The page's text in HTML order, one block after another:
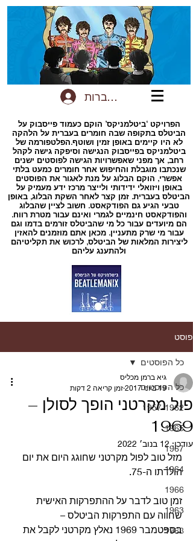
להתחברות
הפרויקט ‘ביטלמניקס’ הוקם כעמוד פייסבוק על
הביטלס בתקופה שבה חומרים בעברית על הלהקה
לא היו קיימים באופן זמין ושוטף.הפלטפורמה של
ביטלמניקס בפייסבוק הנגישה וסיפקה גישה לקהל
רחב, אך מפני שאפשרויות הגישה לפוסטים ישנים
שנכתבו מוגבלת והחיפוש אחר חומרים כמעט בלתי
אפשרי, הוקם הבלוג על מנת לאגור את הפוסטים
באופן ויזואלי ידידותי ולייצר מרכז ידע מעמיק על
הביטלס בעברית. זמן קצר לאחר השקת הבלוג, באופן
טבעי הגיע גם הפודקאסט. חשוב לציין שהבלוג
והפודקאסט חינמיים לגמרי ואינם עבור מטרת רווח.
הם מיועדים עבור כל מי שהביטלס זורמים בדמו וגם
עבור מי שרק מתעניין. מכאן אתם מוזמנים להאזין
ליצירות המלאות של הביטלס, לרכוש את תקליטיהם
ולהתענג עליהם
פוסט
כל הפוסטים
1957-1962
1965
1967
1964
1966
1963
1968
כל הפוסטים
פול מקרטני הופך לסולן –
1969
גיא ברמן מכליס
19 ביוני 2017
זמן קריאה 2 דקות
עודכן:12 בנוב׳ 2022
מזל טוב לפול מקרטני שחוגג היום את יום
הולדתו ה-75.
זמן טוב לדבר על ההתפרקות האישית
שחווה עם התפרקות הביטלס –
בספטמבר 1969 נאלץ מקרטני לקבל את